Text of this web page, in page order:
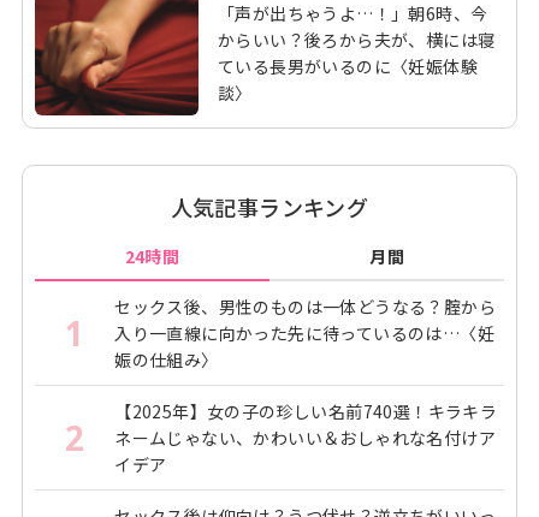
「声が出ちゃうよ…！」朝6時、今
からいい？後ろから夫が、横には寝
ている長男がいるのに〈妊娠体験
談〉
人気記事ランキング
24時間 月間
1
セックス後、男性のものは一体どうなる？腟から
入り一直線に向かった先に待っているのは…〈妊
娠の仕組み〉
2
【2025年】女の子の珍しい名前740選！キラキラ
ネームじゃない、かわいい＆おしゃれな名付けア
イデア